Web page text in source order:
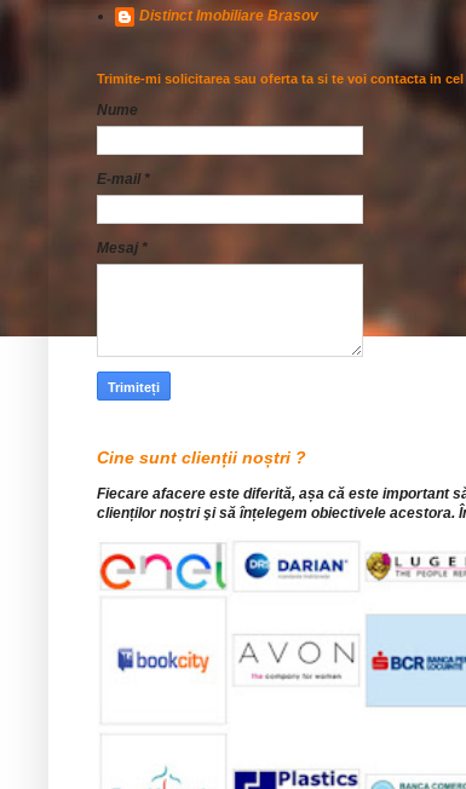
Distinct Imobiliare Brasov
Trimite-mi solicitarea sau oferta ta si te voi contacta in
Nume
E-mail *
Mesaj *
Cine sunt clienții noștri ?
Fiecare afacere este diferită, așa că este important
clienților noștri şi să înțelegem obiectivele acestora.